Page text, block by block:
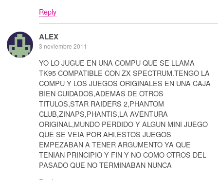
Reply
ALEX
3 noviembre 2011
YO LO JUGUE EN UNA COMPU QUE SE LLAMA
TK95 COMPATIBLE CON ZX SPECTRUM.TENGO LA
COMPU Y LOS JUEGOS ORIGINALES EN UNA CAJA
BIEN CUIDADOS,ADEMAS DE OTROS
TITULOS,STAR RAIDERS 2,PHANTOM
CLUB,ZINAPS,PHANTIS,LA AVENTURA
ORIGINAL,MUNDO PERDIDO Y ALGUN MINI JUEGO
QUE SE VEIA POR AHI,ESTOS JUEGOS
EMPEZABAN A TENER ARGUMENTO YA QUE
TENIAN PRINCIPIO Y FIN Y NO COMO OTROS DEL
PASADO QUE NO TERMINABAN NUNCA